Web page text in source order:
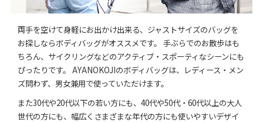
両手を空けて身軽にお出かけ出来る、ジャストサイズのバッグを
お探しならボディバッグがオススメです。 手ぶらでのお散歩はも
ちろん、サイクリングなどのアクティブ・スポーティなシーンにも
ぴったりです。 AYANOKOJIのボディバッグは、レディース・メン
ズ問わず、男女兼用で使っていただけます。
また30代や20代以下の若い方にも、40代や50代・60代以上の大人
世代の方にも、幅広くさまざまな年代の方にも使いやすいデザイ